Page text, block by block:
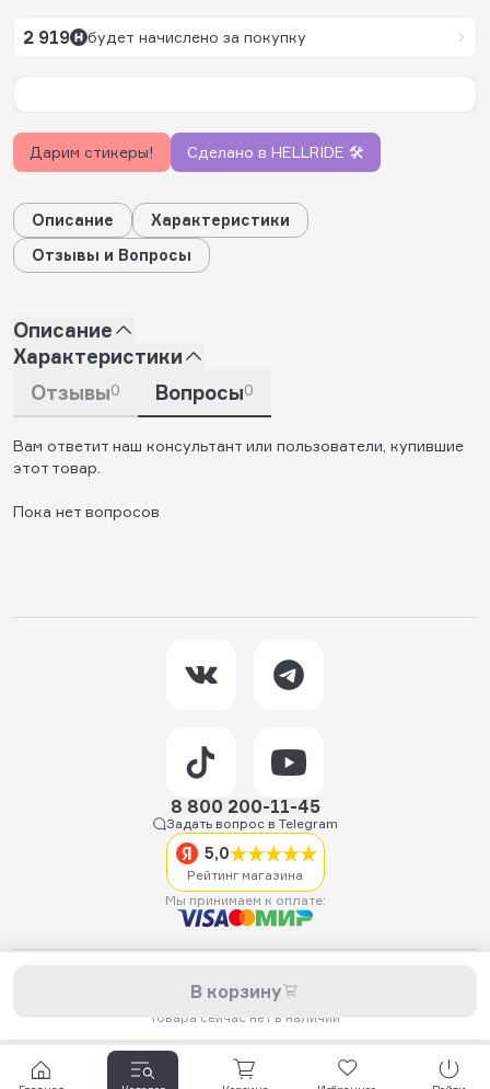
В корзину
Товара сейчас нет в наличии
2 919 будет начислено за покупку
Дарим стикеры! Сделано в HELLRIDE 🛠️
Описание
Характеристики
Отзывы и Вопросы
Описание
Характеристики
Отзывы0 Вопросы0
Вам ответит наш консультант или пользователи, купившие
этот товар.
Пока нет вопросов
8 800 200-11-45
Задать вопрос в Telegram
5,0
Рейтинг магазина
Мы принимаем к оплате:
самокатов, запчастей для самокатов, аксессуаров, экипировки,
одежды и обуви.